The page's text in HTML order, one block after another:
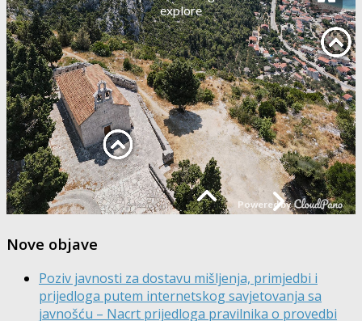
Nove objave
Poziv javnosti za dostavu mišljenja, primjedbi i
prijedloga putem internetskog savjetovanja sa
javnošću – Nacrt prijedloga pravilnika o provedbi